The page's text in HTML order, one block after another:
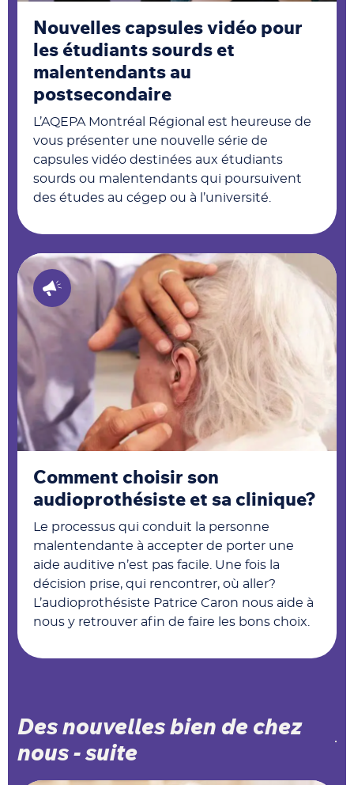
Nouvelles capsules vidéo pour
les étudiants sourds et
malentendants au
postsecondaire
L’AQEPA Montréal Régional est heureuse de
vous présenter une nouvelle série de
capsules vidéo destinées aux étudiants
sourds ou malentendants qui poursuivent
des études au cégep ou à l’université.
Comment choisir son
audioprothésiste et sa clinique?
Le processus qui conduit la personne
malentendante à accepter de porter une
aide auditive n’est pas facile. Une fois la
décision prise, qui rencontrer, où aller?
L’audioprothésiste Patrice Caron nous aide à
nous y retrouver afin de faire les bons choix.
Des nouvelles bien de chez
nous - suite